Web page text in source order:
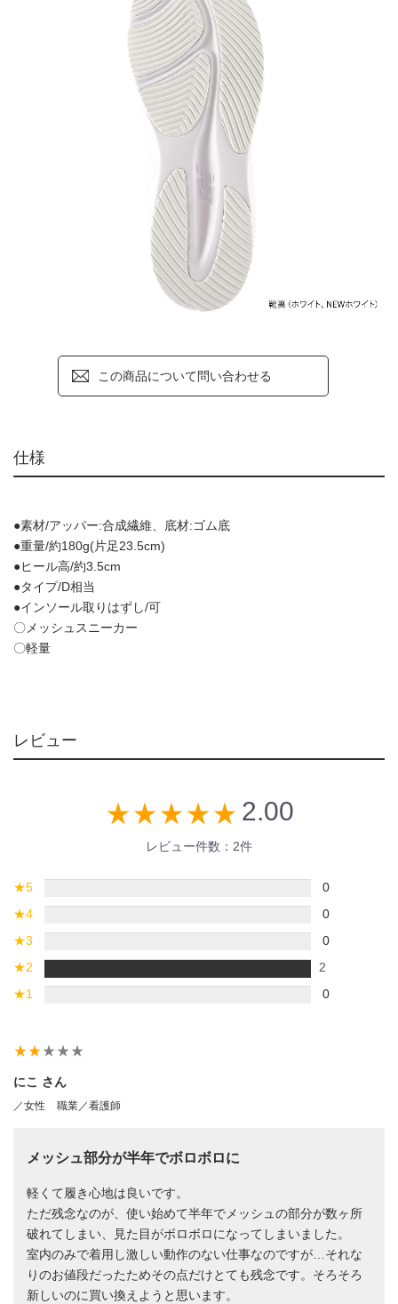
この商品について問い合わせる
仕様
●素材/アッパー:合成繊維、底材:ゴム底
●重量/約180g(片足23.5cm)
●ヒール高/約3.5cm
●タイプ/D相当
●インソール取りはずし/可
〇メッシュスニーカー
〇軽量
レビュー
star_rate star_rate star_rate star_rate star_rate 2.00
レビュー件数：2件
★5
0
★4
0
★3
0
★2
2
★1 0
star_ratestar_ratestar_rate star_rate star_rate
にこ さん
／女性 職業／看護師
メッシュ部分が半年でボロボロに
軽くて履き心地は良いです。
ただ残念なのが、使い始めて半年でメッシュの部分が数ヶ所
破れてしまい、見た目がボロボロになってしまいました。
室内のみで着用し激しい動作のない仕事なのですが…それな
りのお値段だったためその点だけとても残念です。そろそろ
新しいのに買い換えようと思います。